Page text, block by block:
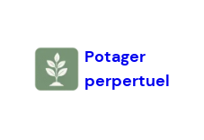
contenu
Potager
perpertuel